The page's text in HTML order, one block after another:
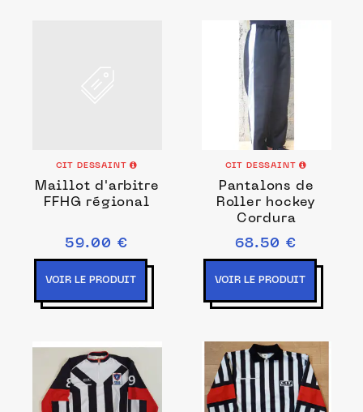
CIT DESSAINT
Maillot d'arbitre
FFHG régional
59.00 €
VOIR LE PRODUIT
CIT DESSAINT
Pantalons de
Roller hockey
Cordura
68.50 €
VOIR LE PRODUIT